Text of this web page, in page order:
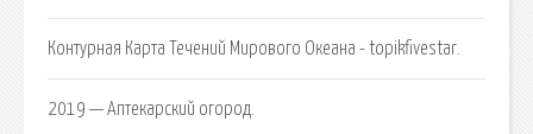
Контурная Карта Течений Мирового Океана - topikfivestar.
2019 — Аптекарский огород.